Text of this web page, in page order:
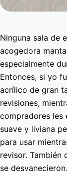
Ninguna sala de
acogedora
especialmente
Entonces, si yo
acrílico de gran
revisiones,
compradores les
suave y liviana
para usar
revisor. También
se